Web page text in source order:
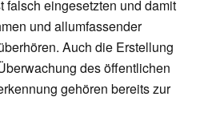
falsch eingesetzten und damit
und allumfassender
Auch die Erstellung
des öffentlichen
gehören bereits zur